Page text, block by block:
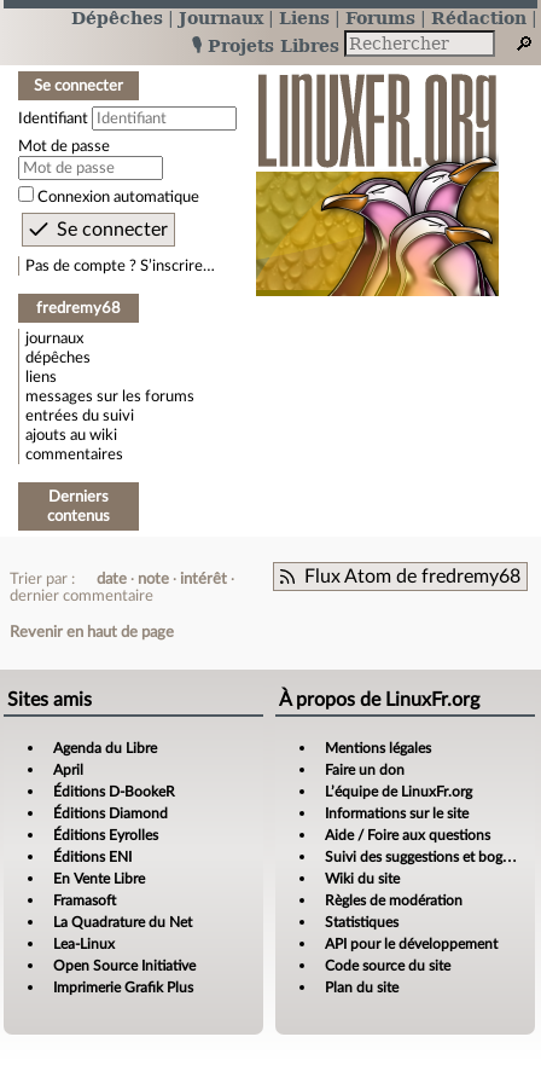
Dépêches Journaux Liens Forums
Rédaction
🎙️ Projets Libres
Se connecter
Identifiant
Mot de passe
Connexion automatique
Pas de compte ? S’inscrire…
fredremy68
journaux
dépêches
liens
messages sur les forums
entrées du suivi
ajouts au wiki
commentaires
Derniers
contenus
Flux Atom de fredremy68
Trier par : date note
intérêt
dernier commentaire
Revenir en haut de page
Sites amis
Agenda du Libre
April
Éditions D-BookeR
Éditions Diamond
Éditions Eyrolles
Éditions ENI
En Vente Libre
Framasoft
La Quadrature du Net
Lea-Linux
Open Source Initiative
Imprimerie Grafik Plus
À propos de LinuxFr.org
Mentions légales
Faire un don
L’équipe de LinuxFr.org
Informations sur le site
Aide / Foire aux questions
Suivi des suggestions et bogues
Wiki du site
Règles de modération
Statistiques
API pour le développement
Code source du site
Plan du site